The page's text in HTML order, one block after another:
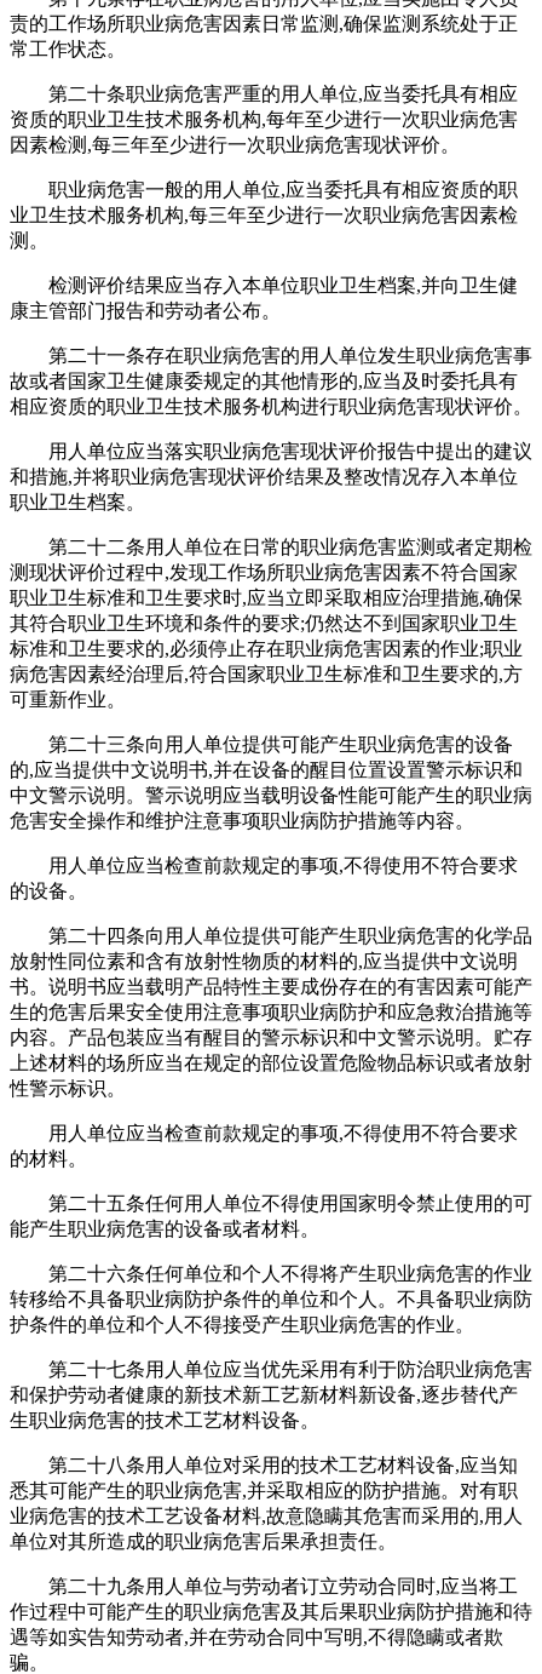
责的工作场所职业病危害因素日常监测,确保监测系统处于正
常工作状态。
第二十条职业病危害严重的用人单位,应当委托具有相应
资质的职业卫生技术服务机构,每年至少进行一次职业病危害
因素检测,每三年至少进行一次职业病危害现状评价。
职业病危害一般的用人单位,应当委托具有相应资质的职
业卫生技术服务机构,每三年至少进行一次职业病危害因素检
测。
检测评价结果应当存入本单位职业卫生档案,并向卫生健
康主管部门报告和劳动者公布。
第二十一条存在职业病危害的用人单位发生职业病危害事
故或者国家卫生健康委规定的其他情形的,应当及时委托具有
相应资质的职业卫生技术服务机构进行职业病危害现状评价。
用人单位应当落实职业病危害现状评价报告中提出的建议
和措施,并将职业病危害现状评价结果及整改情况存入本单位
职业卫生档案。
第二十二条用人单位在日常的职业病危害监测或者定期检
测现状评价过程中,发现工作场所职业病危害因素不符合国家
职业卫生标准和卫生要求时,应当立即采取相应治理措施,确保
其符合职业卫生环境和条件的要求;仍然达不到国家职业卫生
标准和卫生要求的,必须停止存在职业病危害因素的作业;职业
病危害因素经治理后,符合国家职业卫生标准和卫生要求的,方
可重新作业。
第二十三条向用人单位提供可能产生职业病危害的设备
的,应当提供中文说明书,并在设备的醒目位置设置警示标识和
中文警示说明。警示说明应当载明设备性能可能产生的职业病
危害安全操作和维护注意事项职业病防护措施等内容。
用人单位应当检查前款规定的事项,不得使用不符合要求
的设备。
第二十四条向用人单位提供可能产生职业病危害的化学品
放射性同位素和含有放射性物质的材料的,应当提供中文说明
书。说明书应当载明产品特性主要成份存在的有害因素可能产
生的危害后果安全使用注意事项职业病防护和应急救治措施等
内容。产品包装应当有醒目的警示标识和中文警示说明。贮存
上述材料的场所应当在规定的部位设置危险物品标识或者放射
性警示标识。
用人单位应当检查前款规定的事项,不得使用不符合要求
的材料。
第二十五条任何用人单位不得使用国家明令禁止使用的可
能产生职业病危害的设备或者材料。
第二十六条任何单位和个人不得将产生职业病危害的作业
转移给不具备职业病防护条件的单位和个人。不具备职业病防
护条件的单位和个人不得接受产生职业病危害的作业。
第二十七条用人单位应当优先采用有利于防治职业病危害
和保护劳动者健康的新技术新工艺新材料新设备,逐步替代产
生职业病危害的技术工艺材料设备。
第二十八条用人单位对采用的技术工艺材料设备,应当知
悉其可能产生的职业病危害,并采取相应的防护措施。对有职
业病危害的技术工艺设备材料,故意隐瞒其危害而采用的,用人
单位对其所造成的职业病危害后果承担责任。
第二十九条用人单位与劳动者订立劳动合同时,应当将工
作过程中可能产生的职业病危害及其后果职业病防护措施和待
遇等如实告知劳动者,并在劳动合同中写明,不得隐瞒或者欺
骗。